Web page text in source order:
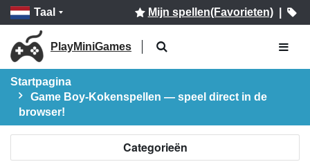
Taal Mijn spellen(Favorieten)|
PlayMiniGames
Startpagina
Game Boy-Kokenspellen — speel direct in de
browser!
Categorieën